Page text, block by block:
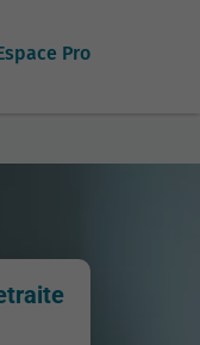
Pro